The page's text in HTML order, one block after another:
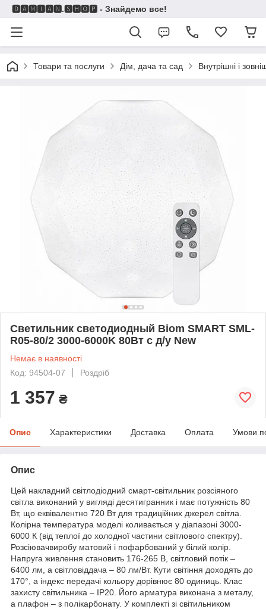
🅳🅰🅼🅸🅰🅽.🆂🅷🅾🅿 - Знайдемо все!
Товари та послуги Дім, дача та сад Внутрішні і
Светильник светодиодный Biom SMART SML-
R05-80/2 3000-6000K 80Вт с д/у New
Немає в наявності
Код: 94504-07
Роздріб
1 357 ₴
Опис Характеристики Доставка Оплата Умови
Опис
Цей накладний світлодіодний смарт-світильник розсіяного
світла виконаний у вигляді десятигранник і має потужність 80
Вт, що еквівалентно 720 Вт для традиційних джерел світла.
Колірна температура моделі коливається у діапазоні 3000-
6000 К (від теплої до холодної частини світлового спектру).
Розсіювачвиробу матовий і пофарбований у білий колір.
Напруга живлення становить 176-265 В, світловий потік –
6400 лм, а світловіддача – 80 лм/Вт. Кути світіння доходять до
170°, а індекс передачі кольору дорівнює 80 одиниць. Клас
захисту світильника – IP20. Його арматура виконана з металу,
а плафон – з полікарбонату. У комплекті зі світильником